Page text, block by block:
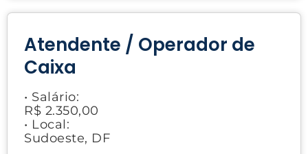
Atendente / Operador de
Caixa
• Salário:
R$ 2.350,00
• Local:
Sudoeste, DF